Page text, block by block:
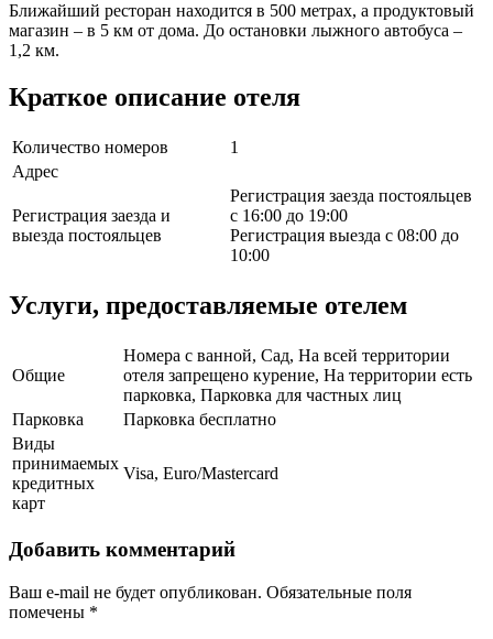
Ближайший ресторан находится в 500 метрах, а продуктовый
магазин – в 5 км от дома. До остановки лыжного автобуса –
1,2 км.
Краткое описание отеля
Количество номеров
1
Адрес
Регистрация заезда и
выезда постояльцев
Регистрация заезда постояльцев
с 16:00 до 19:00
Регистрация выезда с 08:00 до
10:00
Услуги, предоставляемые отелем
Общие
Номера с ванной, Сад, На всей территории
отеля запрещено курение, На территории есть
парковка, Парковка для частных лиц
Парковка
Парковка бесплатно
Виды
принимаемых
кредитных
карт
Visa, Euro/Mastercard
Добавить комментарий
Ваш e-mail не будет опубликован. Обязательные поля
помечены *